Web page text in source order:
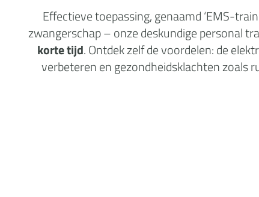
Effectieve toepassing, genaamd ‘EMS-
zwangerschap – onze deskundige personal
korte tijd. Ontdek zelf de voordelen: de
verbeteren en gezondheidsklachten zoals